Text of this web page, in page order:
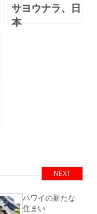
サヨウナラ、日
本
NEXT
ハワイの新たな
住まい